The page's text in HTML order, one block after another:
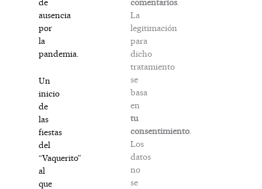
de
ausencia
por
la
pandemia.
Un
inicio
de
las
fiestas
del
“Vaquerito”
al
que
La
legitimación
para
dicho
tratamiento
se
basa
en
tu
consentimiento
Los
datos
no
se